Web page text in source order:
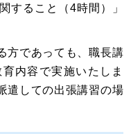
すること（4時間）」
方であっても、職長講
内容で実施いたしま
遣しての出張講習の場